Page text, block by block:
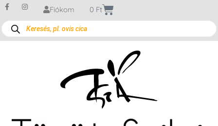
Fiókom 0 Ft